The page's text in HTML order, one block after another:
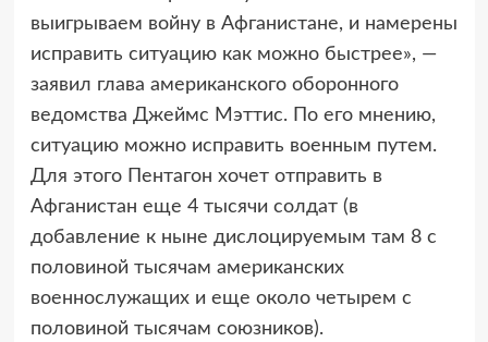
выигрываем войну в Афганистане, и намерены
исправить ситуацию как можно быстрее», —
заявил глава американского оборонного
ведомства Джеймс Мэттис. По его мнению,
ситуацию можно исправить военным путем.
Для этого Пентагон хочет отправить в
Афганистан еще 4 тысячи солдат (в
добавление к ныне дислоцируемым там 8 с
половиной тысячам американских
военнослужащих и еще около четырем с
половиной тысячам союзников).